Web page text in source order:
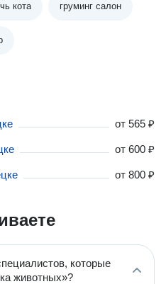
кота груминг салон
от 565 ₽
от 600 ₽
от 800 ₽
которые
животных»?